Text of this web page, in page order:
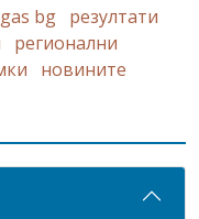
bg резултати
регионални
новините